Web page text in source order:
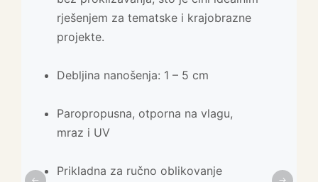
rješenjem za tematske i krajobrazne
projekte.
Debljina nanošenja: 1 – 5 cm
Paropropusna, otporna na vlagu,
mraz i UV
Prikladna za ručno oblikovanje
jednostavnu primjenu bez potrebe za
višeslojnom gradnjom.
Paropropusna i vodootporna
Idealna za interijere i eksterijere
otpornost
kreativnu slobodu u dizajnu, uz
visoku otpornost na vanjske uvjete.
Proizvodnja iz kalupa: visoka
Otporan na vlagu, UV, mehanička